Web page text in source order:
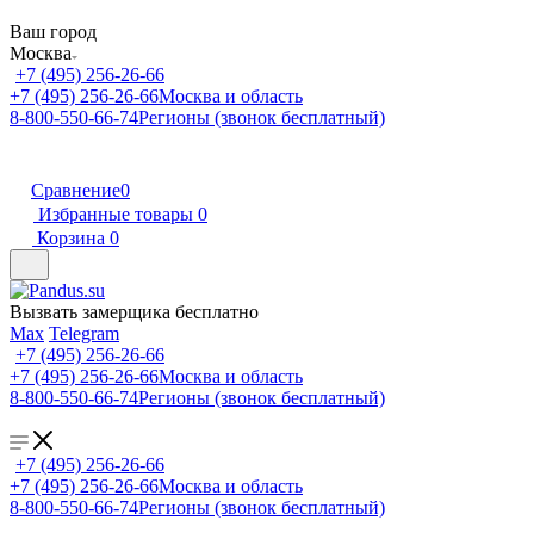
Ваш город
Москва
+7 (495) 256-26-66
+7 (495) 256-26-66Москва и область
8-800-550-66-74Регионы (звонок бесплатный)
Сравнение0
Избранные товары 0
Корзина 0
Вызвать замерщика бесплатно
Max Telegram
+7 (495) 256-26-66
+7 (495) 256-26-66Москва и область
8-800-550-66-74Регионы (звонок бесплатный)
+7 (495) 256-26-66
+7 (495) 256-26-66Москва и область
8-800-550-66-74Регионы (звонок бесплатный)